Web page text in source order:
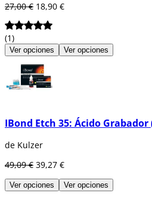
27,00 € 18,90 €
(1)
Ver opciones Ver opciones
IBond Etch 35: Ácido
de Kulzer
49,09 € 39,27 €
Ver opciones Ver opciones